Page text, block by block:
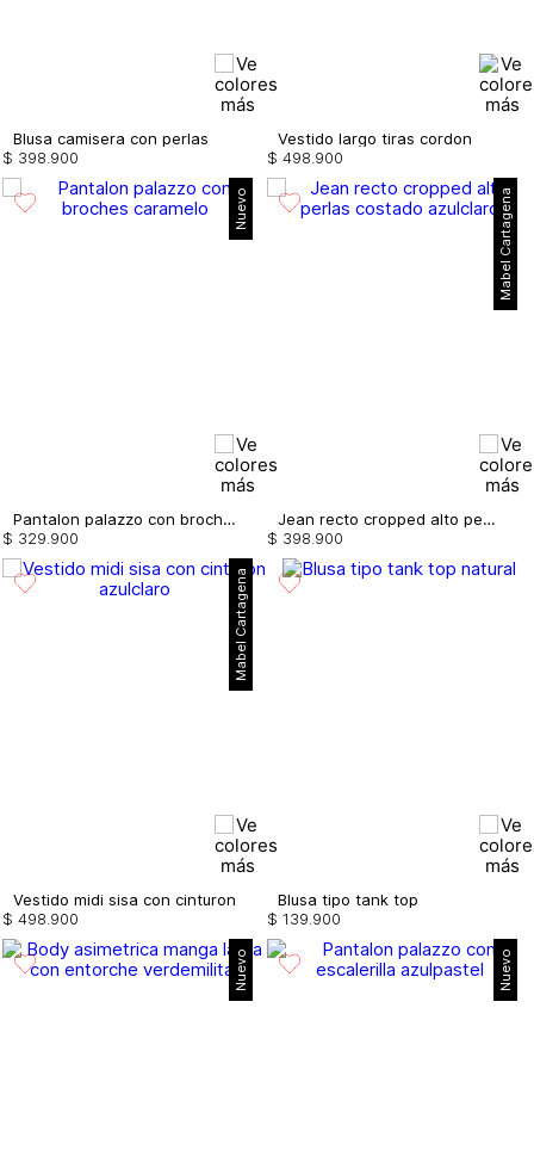
Blusa camisera con perlas
$ 398 900
Vestido largo tiras cordon
$ 498 900
Nuevo
Pantalon palazzo con broches
$ 329 900
Mabel Cartagena
Jean recto cropped alto perlas costado
$ 398 900
Mabel Cartagena
Vestido midi sisa con cinturon
$ 498 900
Blusa tipo tank top
$ 139 900
Nuevo Nuevo